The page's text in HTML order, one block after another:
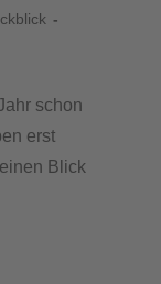
schon
erst
Blick